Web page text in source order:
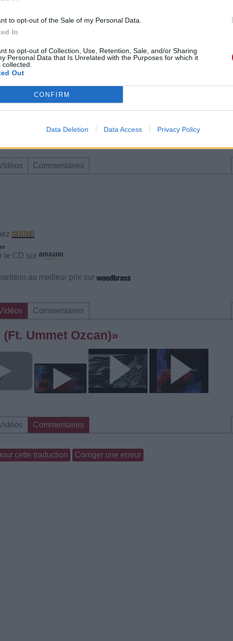
to opt-out of the Sale of my Personal Data.
In
to opt-out of Collection, Use, Retention, Sale, and/or Sharing
Personal Data that Is Unrelated with the Purposes for which it
collected.
Out
CONFIRM
Data Deletion Data Access Privacy Policy
Commentaires
le CD sur
au meilleur prix sur
Commentaires
Ummet Ozcan)»
Commentaires
cette traduction Corriger une erreur